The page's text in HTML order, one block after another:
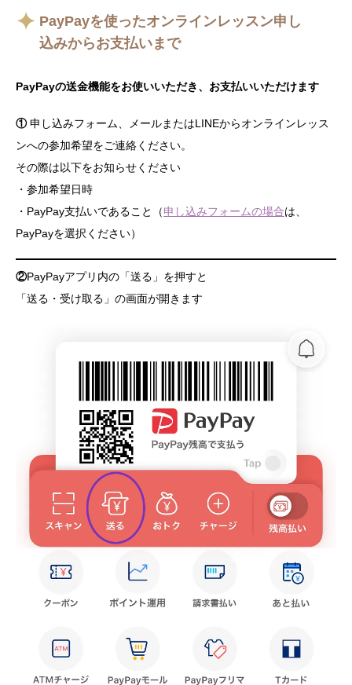
PayPayを使ったオンラインレッスン申し
込みからお支払いまで
PayPayの送金機能をお使いいただき、お支払いいただけます
①申し込みフォーム、メールまたはLINEからオンラインレッス
ンへの参加希望をご連絡ください。
その際は以下をお知らせください
・参加希望日時
・PayPay支払いであること（申し込みフォームの場合は、
PayPayを選択ください）
②PayPayアプリ内の「送る」を押すと
「送る・受け取る」の画面が開きます